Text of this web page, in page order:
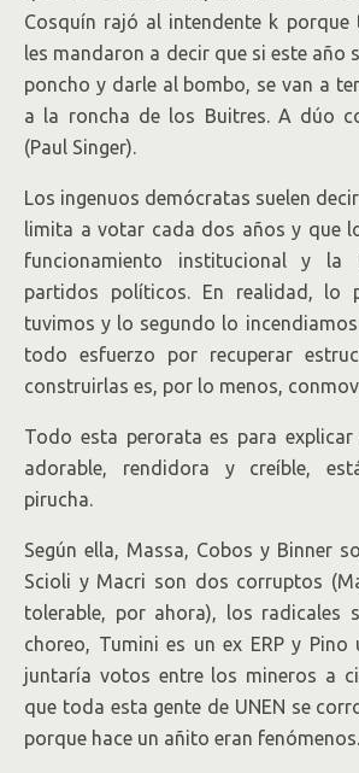
Cosquín rajó al intendente k porque
les mandaron a decir que si este año
poncho y darle al bombo, se van a
a la roncha de los Buitres. A dúo
(Paul Singer).
Los ingenuos demócratas suelen
limita a votar cada dos años y que
funcionamiento institucional y la
partidos políticos. En realidad, lo
tuvimos y lo segundo lo incendiamos
todo esfuerzo por recuperar
construirlas es, por lo menos,
Todo esta perorata es para
adorable, rendidora y creíble,
pirucha.
Según ella, Massa, Cobos y Binner
Scioli y Macri son dos corruptos
tolerable, por ahora), los radicales
choreo, Tumini es un ex ERP y
juntaría votos entre los mineros a
que toda esta gente de UNEN se
porque hace un añito eran fenómenos.